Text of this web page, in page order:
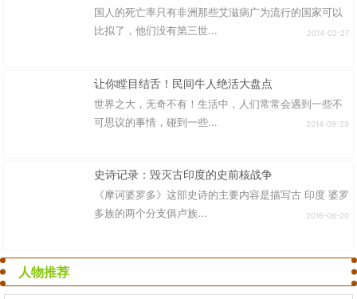
国人的死亡率只有非洲那些艾滋病广为流行的国家可以
比拟了，他们没有第三世...
2014-02-27
让你瞠目结舌！民间牛人绝活大盘点
世界之大，无奇不有！生活中，人们常常会遇到一些不
可思议的事情，碰到一些...
2014-09-29
史诗记录：毁灭古印度的史前核战争
《摩诃婆罗多》这部史诗的主要内容是描写古 印度 婆罗
多族的两个分支俱卢族...
2016-06-20
人物推荐